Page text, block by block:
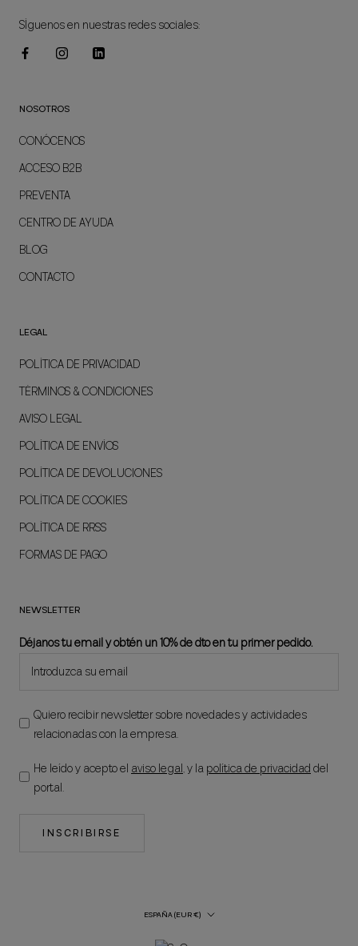
SÍguenos en nuestras redes sociales:
NOSOTROS
CONÓCENOS
ACCESO B2B
PREVENTA
CENTRO DE AYUDA
BLOG
CONTACTO
LEGAL
POLÍTICA DE PRIVACIDAD
TÉRMINOS & CONDICIONES
AVISO LEGAL
POLÍTICA DE ENVÍOS
POLÍTICA DE DEVOLUCIONES
POLÍTICA DE COOKIES
POLÍTICA DE RRSS
FORMAS DE PAGO
NEWSLETTER
Déjanos tu email y obtén un 10% de dto en tu primer pedido.
Quiero recibir newsletter sobre novedades y actividades
relacionadas con la empresa.
He leído y acepto el aviso legal, y lapolítica de privacidaddel
portal.
INSCRIBIRSE
País/región
ESPAÑA (EUR €)